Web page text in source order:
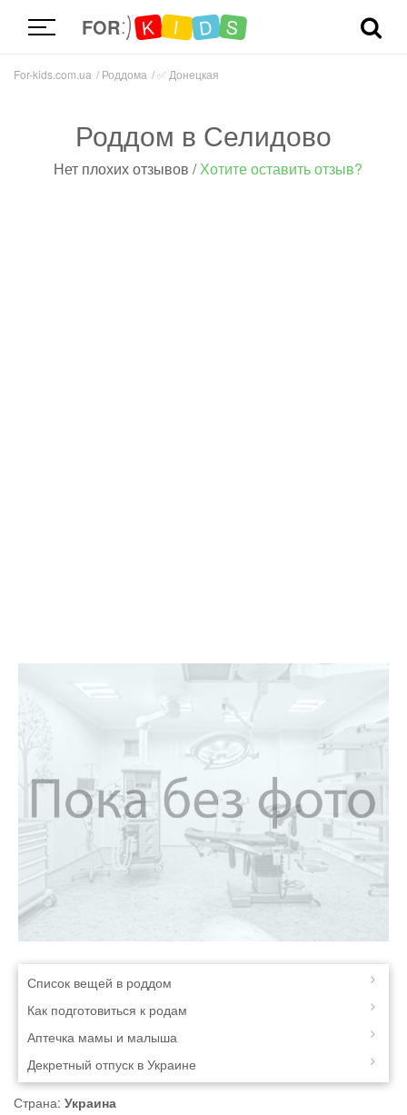
FOR K I D S
For-kids.com.ua Роддома ✅ Донецкая
Роддом в Селидово
Нет плохих отзывов /Хотите оставить отзыв?
Список вещей в роддом
Как подготовиться к родам
Аптечка мамы и малыша
Декретный отпуск в Украине
Страна: Украина